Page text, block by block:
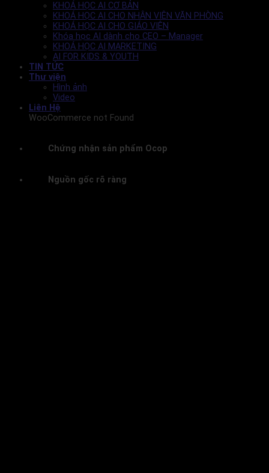
KHOÁ HỌC AI CƠ BẢN
KHOÁ HỌC AI CHO NHÂN VIÊN VĂN PHÒNG
KHOÁ HỌC AI CHO GIÁO VIÊN
Khóa học AI dành cho CEO – Manager
KHOÁ HỌC AI MARKETING
AI FOR KIDS & YOUTH
TIN TỨC
Thư viện
Hình ảnh
Video
Liên Hệ
WooCommerce not Found
Chứng nhận sản phẩm Ocop
Nguồn gốc rõ ràng